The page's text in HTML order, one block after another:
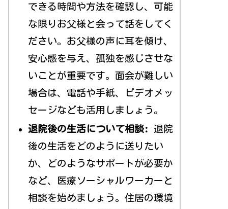
できる時間や方法を確認し、可能
な限りお父様と会って話をしてく
ださい。お父様の声に耳を傾け、
安心感を与え、孤独を感じさせな
いことが重要です。面会が難しい
場合は、電話や手紙、ビデオメッ
セージなども活用しましょう。
退院後の生活について相談: 退院
後の生活をどのように送りたい
か、どのようなサポートが必要か
など、医療ソーシャルワーカーと
相談を始めましょう。住居の環境